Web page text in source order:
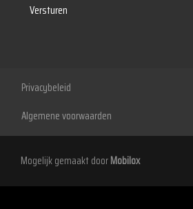
Parkeersensor achter
Interieur
Achterbank in delen neerklapbaar
Armsteun voor
Versturen
Privacybeleid
Algemene voorwaarden
Mogelijk gemaakt doorMobilox